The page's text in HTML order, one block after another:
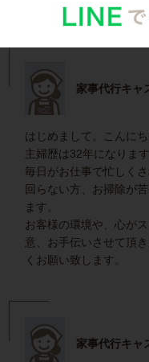
家事代行キャ
はじめまして。こんにち
主婦歴は32年になります
毎日がお仕事で忙しく
回らない方、お掃除が
ます。
お客様の環境や、心が
意、お手伝いさせて頂
くお願い致します。
家事代行キャ